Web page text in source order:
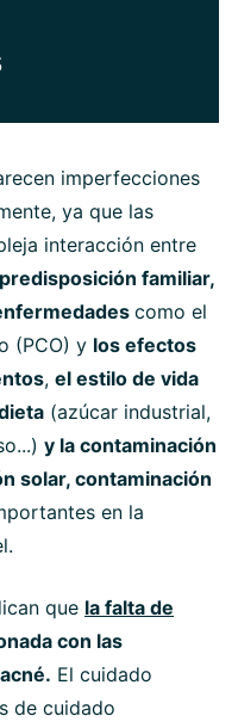
imperfecciones
ya que las
interacción entre
predisposición familiar,
como el
(PCO) y los efectos
, el estilo de vida
(azúcar industrial,
y la contaminación
solar, contaminación
en la
que la falta de
con las
El cuidado
de cuidado